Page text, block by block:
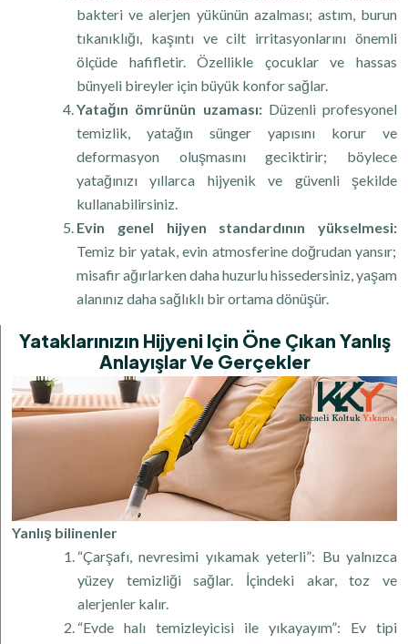
bakteri ve alerjen yükünün azalması; astım, burun
tıkanıklığı, kaşıntı ve cilt irritasyonlarını önemli
ölçüde hafifletir. Özellikle çocuklar ve hassas
bünyeli bireyler için büyük konfor sağlar.
Yatağın ömrünün uzaması:Düzenli profesyonel
temizlik, yatağın sünger yapısını korur ve
deformasyon oluşmasını geciktirir; böylece
yatağınızı yıllarca hijyenik ve güvenli şekilde
kullanabilirsiniz.
Evin genel hijyen standardının yükselmesi:
Temiz bir yatak, evin atmosferine doğrudan yansır;
misafir ağırlarken daha huzurlu hissedersiniz, yaşam
alanınız daha sağlıklı bir ortama dönüşür.
Yataklarınızın Hijyeni Için Öne Çıkan Yanlış
Anlayışlar Ve Gerçekler
Yanlış bilinenler
“Çarşafı, nevresimi yıkamak yeterli”: Bu yalnızca
yüzey temizliği sağlar. İçindeki akar, toz ve
alerjenler kalır.
“Evde halı temizleyicisi ile yıkayayım”: Ev tipi